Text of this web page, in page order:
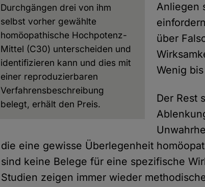
Durchgängen drei von ihm
selbst vorher gewählte
homöopathische Hochpotenz-
Mittel (C30) unterscheiden und
identifizieren kann und dies mit
einer reproduzierbaren
Verfahrensbeschreibung
belegt, erhält den Preis.
Anliegen
über
Wenig
Der Rest
die eine gewisse Überlegenheit
sind keine Belege für eine spezifische
Studien zeigen immer wieder